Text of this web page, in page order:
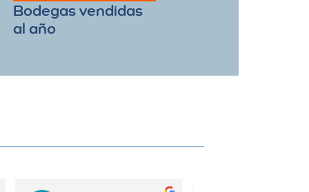
Bodegas vendidas
al año